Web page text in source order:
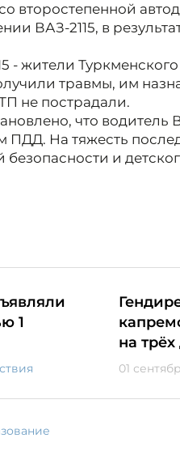
второстепенной
ВАЗ-2115, в
- жители
травмы, им
не пострадали.
что водитель
ПДД. На тяжесть
и
1
на
01